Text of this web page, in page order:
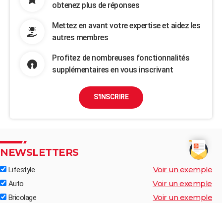
obtenez plus de réponses
Mettez en avant votre expertise et aidez les
autres membres
Profitez de nombreuses fonctionnalités
supplémentaires en vous inscrivant
S'INSCRIRE
NEWSLETTERS
Lifestyle Voir un exemple
Auto Voir un exemple
Bricolage Voir un exemple